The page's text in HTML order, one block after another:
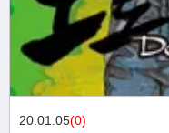
20.01.05(0)